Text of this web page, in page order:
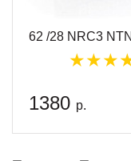
62 /28 NRC3 NTN
1380 р.